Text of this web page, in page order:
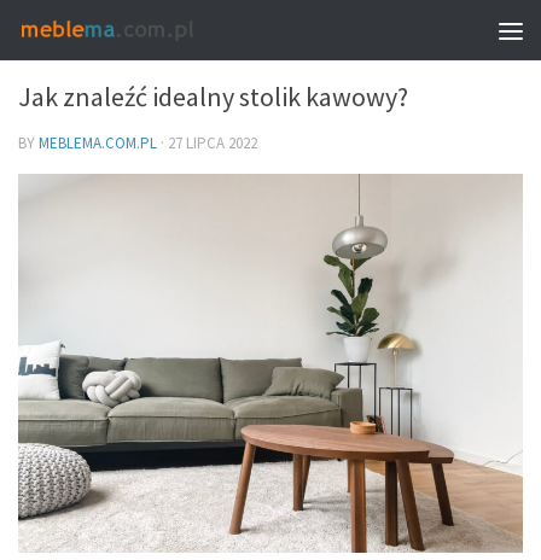
MEBLE I WNĘTRZA
Jak znaleźć idealny stolik kawowy?
BYMEBLEMA.COM.PL · 27 LIPCA 2022